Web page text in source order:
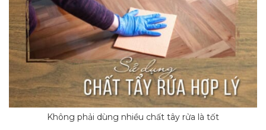
Không phải dùng nhiều chất tây rửa là tốt